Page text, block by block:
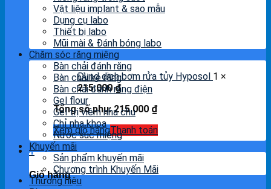
Dung dịch bơm rửa tủy Hyposol 1 ×
215.000₫
Tổng số phụ: 215.000 ₫
Xem giỏ hàngThanh toán
1
Giỏ hàng
Vật liệu implant & sao mẫu
Dụng cụ labo
Thiết bị labo
Mũi mài & Đánh bóng labo
Chăm sóc răng miệng
Bàn chải đánh răng
Bàn chải kẻ răng
Bàn chải đánh răng điện
Gel flour
Gel trị viêm nha chu
Chỉ nha khoa
Nước súc miệng
Khuyến mãi
Sản phẩm khuyến mãi
Chương trình Khuyến Mãi
Thương hiệu